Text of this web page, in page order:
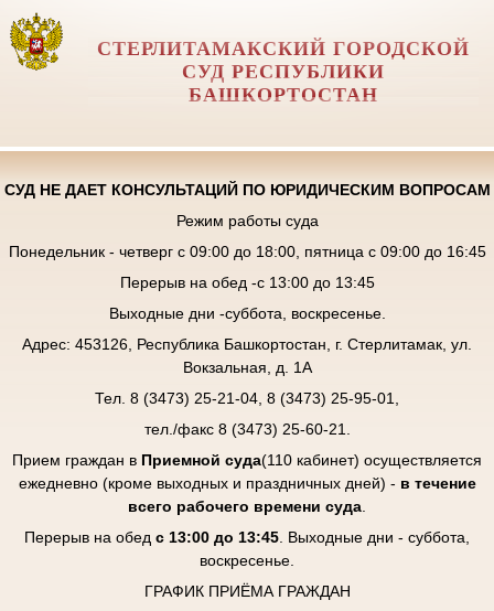
СТЕРЛИТАМАКСКИЙ ГОРОДСКОЙ
СУД РЕСПУБЛИКИ
БАШКОРТОСТАН
СУД НЕ ДАЕТ КОНСУЛЬТАЦИЙ ПО ЮРИДИЧЕСКИМ ВОПРОСАМ
Режим работы суда
Понедельник - четверг с 09:00 до 18:00, пятница с 09:00 до 16:45
Перерыв на обед -с 13:00 до 13:45
Выходные дни -суббота, воскресенье.
Адрес: 453126, Республика Башкортостан, г. Стерлитамак, ул.
Вокзальная, д. 1А
Тел. 8 (3473) 25-21-04, 8 (3473) 25-95-01,
тел./факс 8 (3473) 25-60-21.
Прием граждан в Приемной суда(110 кабинет) осуществляется
ежедневно (кроме выходных и праздничных дней) - в течение
всего рабочего времени суда
Перерыв на обед с 13:00 до 13:45 . Выходные дни - суббота,
воскресенье.
ГРАФИК ПРИЁМА ГРАЖДАН